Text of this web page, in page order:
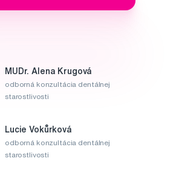
MUDr. Alena Krugová
odborná konzultácia dentálnej
starostlivosti
Lucie Vokůrková
odborná konzultácia dentálnej
starostlivosti